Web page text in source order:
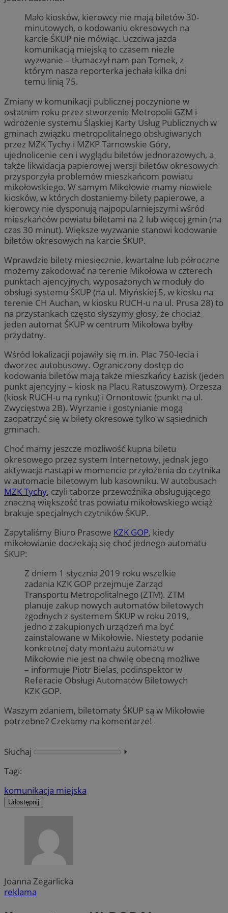
Mało kiosków, kierowcy nie mają biletów 30-
minutowych, o kodowaniu okresowych na
karcie ŚKUP nie mówiąc. Uczciwa jazda
komunikacją miejską to czasem niezłe
wyzwanie – tłumaczył nam pan Tomek, z
którym nasza reporterka jechała kilka dni
temu linią 75.
Zmiany w komunikacji publicznej poczynione w
ostatnim roku przez stworzenie Metropolii GZM i
wdrożenie systemu Śląskiej Karty Usług Publicznych w
gminach związku metropolitalnego obsługiwanych
przez MZK Tychy i MZKP Tarnowskie Góry,
ujednolicenie cen i wyglądu biletów jednorazowych, a
także likwidacja papierowej wersji biletów okresowych
przysporzyła problemów mieszkańcom powiatu
mikołowskiego. W samym Mikołowie mamy niewiele
kiosków, w których dostaniemy bilety papierowe, a
kierowcy nie dysponują najpopularniejszymi wśród
mieszkańców powiatu biletami na 2 lub więcej gmin (na
czas 30 minut). Większe wyzwanie stanowi kodowanie
biletów okresowych na karcie ŚKUP.
Wprawdzie bilety miesięcznie, kwartalne lub półroczne
możemy zakodować na terenie Mikołowa w czterech
punktach ajencyjnych, wyposażonych w moduły do
obsługi systemu ŚKUP (na ul. Młyńskiej 5, w kiosku na
terenie CH Auchan, w kiosku RUCH-u na ul. Prusa 28) to
na przystankach często słyszymy głosy, że chociaż
jeden automat ŚKUP w centrum Mikołowa byłby
przydatny.
Wśród lokalizacji pojawiły się m.in. Plac 750-lecia i
dworzec autobusowy. Ograniczony dostęp do
kodowania biletów mają także mieszkańcy Łazisk (jeden
punkt ajencyjny – kiosk na Placu Ratuszowym), Orzesza
(kiosk RUCH-u na rynku) i Ornontowic (punkt na ul.
Zwycięstwa 2B). Wyrzanie i gostynianie mogą
zaopatrzyć się w bilety okresowe tylko w sąsiednich
gminach.
Choć mamy jeszcze możliwość kupna biletu
okresowego przez system Internetowy, jednak jego
aktywacja nastąpi w momencie przyłożenia do czytnika
w automacie biletowym lub kasowniku. W autobusach
MZK Tychy, czyli taborze przewoźnika obsługującego
znaczną większość tras powiatu mikołowskiego wciąż
brakuje specjalnych czytników ŚKUP.
Zapytaliśmy Biuro Prasowe KZK GOP, kiedy
mikołowianie doczekają się choć jednego automatu
ŚKUP:
Z dniem 1 stycznia 2019 roku wszelkie
zadania KZK GOP przejmuje Zarząd
Transportu Metropolitalnego (ZTM). ZTM
planuje zakup nowych automatów biletowych
zgodnych z systemem ŚKUP w roku 2019,
jedno z zakupionych urządzeń ma być
zainstalowane w Mikołowie. Niestety podanie
konkretnej daty montażu automatu w
Mikołowie nie jest na chwilę obecną możliwe
– informuje Piotr Bielas, podinspektor w
Referacie Obsługi Automatów Biletowych
KZK GOP.
Waszym zdaniem, biletomaty ŚKUP są w Mikołowie
potrzebne? Czekamy na komentarze!
Słuchaj
⏵︎
Tagi:
komunikacja miejska
Udostępnij
Joanna Zegarlicka
reklama